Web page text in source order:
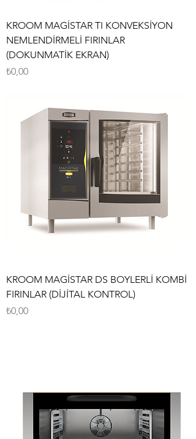
KROOM MAGİSTAR TI KONVEKSİYON
NEMLENDİRMELİ FIRINLAR
(DOKUNMATİK EKRAN)
Fiyat
₺0,00
KROOM MAGİSTAR DS BOYLERLİ KOMBİ
FIRINLAR (DİJİTAL KONTROL)
Fiyat
₺0,00